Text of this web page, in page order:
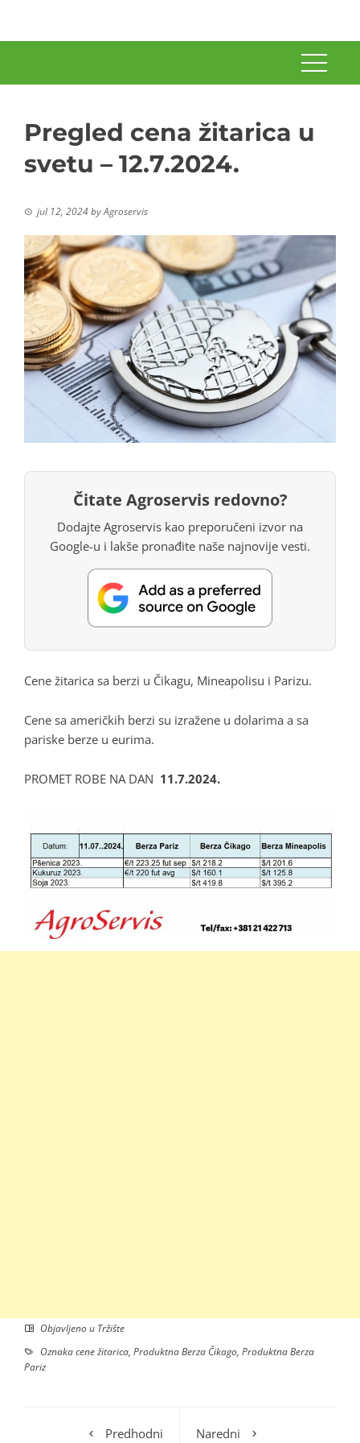
Pregled cena žitarica u
svetu – 12.7.2024.
jul 12, 2024byAgroservis
Čitate Agroservis redovno?
Dodajte Agroservis kao preporučeni izvor na
Google-u i lakše pronađite naše najnovije vesti.
Cene žitarica sa berzi u Čikagu, Mineapolisu i Parizu.
Cene sa američkih berzi su izražene u dolarima a sa
pariske berze u eurima.
PROMET ROBE NA DAN 11.7.2024.
Objavljeno u Tržište
Oznakacene žitarica, Produktna Berza Čikago, Produktna Berza
Pariz
Predhodni Naredni